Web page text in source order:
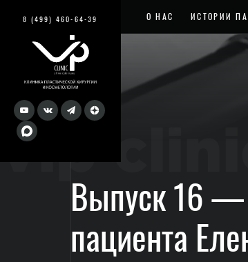
8 (499) 460-64-39
vip clinic
О НАС ИСТОРИИ
Выпуск 16 —
пациента